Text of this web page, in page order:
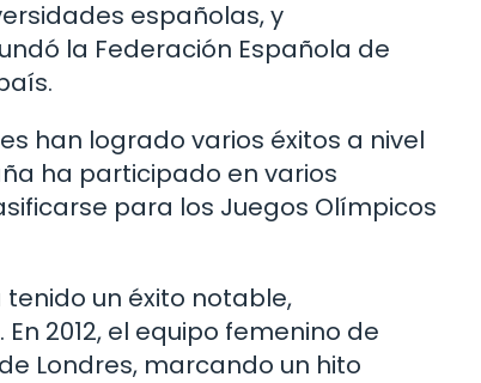
españolas, y
la Federación Española de
han logrado varios éxitos a nivel
ha participado en varios
para los Juegos Olímpicos
un éxito notable,
2012, el equipo femenino de
Londres, marcando un hito